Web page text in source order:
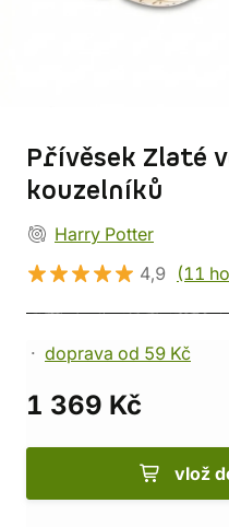
Přívěsek Zlaté
kouzelníků
Harry Potter
4,9 (11
doprava od 59 Kč
1 369 Kč
vlož